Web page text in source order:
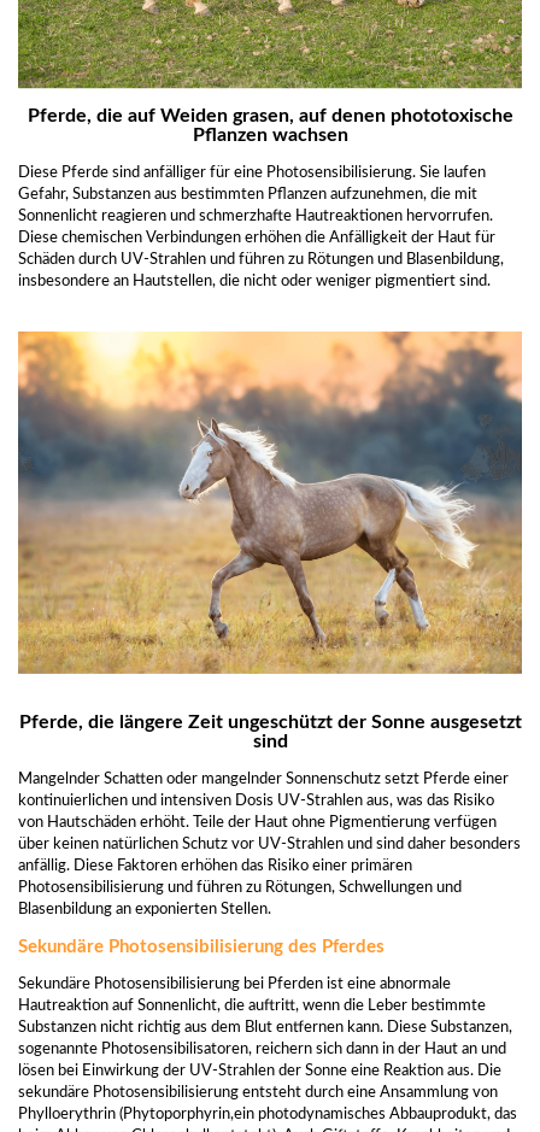
Pferde, die auf Weiden grasen, auf denen phototoxische
Pflanzen wachsen
Diese Pferde sind anfälliger für eine Photosensibilisierung. Sie laufen
Gefahr, Substanzen aus bestimmten Pflanzen aufzunehmen, die mit
Sonnenlicht reagieren und schmerzhafte Hautreaktionen hervorrufen.
Diese chemischen Verbindungen erhöhen die Anfälligkeit der Haut für
Schäden durch UV-Strahlen und führen zu Rötungen und Blasenbildung,
insbesondere an Hautstellen, die nicht oder weniger pigmentiert sind.
Pferde, die längere Zeit ungeschützt der Sonne ausgesetzt
sind
Mangelnder Schatten oder mangelnder Sonnenschutz setzt Pferde einer
kontinuierlichen und intensiven Dosis UV-Strahlen aus, was das Risiko
von Hautschäden erhöht. Teile der Haut ohne Pigmentierung verfügen
über keinen natürlichen Schutz vor UV-Strahlen und sind daher besonders
anfällig. Diese Faktoren erhöhen das Risiko einer primären
Photosensibilisierung und führen zu Rötungen, Schwellungen und
Blasenbildung an exponierten Stellen.
Sekundäre Photosensibilisierung des Pferdes
Sekundäre Photosensibilisierung bei Pferden ist eine abnormale
Hautreaktion auf Sonnenlicht, die auftritt, wenn die Leber bestimmte
Substanzen nicht richtig aus dem Blut entfernen kann. Diese Substanzen,
sogenannte Photosensibilisatoren, reichern sich dann in der Haut an und
lösen bei Einwirkung der UV-Strahlen der Sonne eine Reaktion aus. Die
sekundäre Photosensibilisierung entsteht durch eine Ansammlung von
Phylloerythrin (Phytoporphyrin,ein photodynamisches Abbauprodukt, das